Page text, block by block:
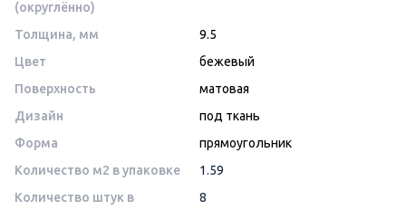
(округлённо)
Толщина, мм
9.5
Цвет
бежевый
Поверхность
матовая
Дизайн
под ткань
Форма
прямоугольник
Количество м2 в упаковке
1.59
Количество штук в
8